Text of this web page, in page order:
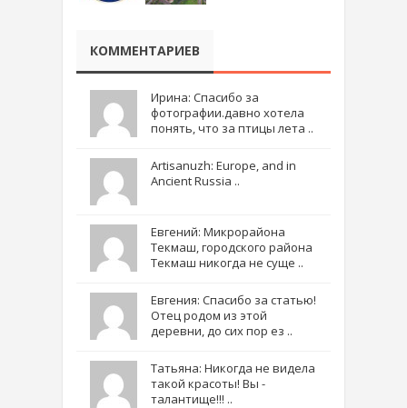
КОММЕНТАРИЕВ
Ирина: Спасибо за
фотографии.давно хотела
понять, что за птицы лета ..
Artisanuzh: Europe, and in
Ancient Russia ..
Евгений: Микрорайона
Текмаш, городского района
Текмаш никогда не суще ..
Евгения: Спасибо за статью!
Отец родом из этой
деревни, до сих пор ез ..
Татьяна: Никогда не видела
такой красоты! Вы -
талантище!!! ..